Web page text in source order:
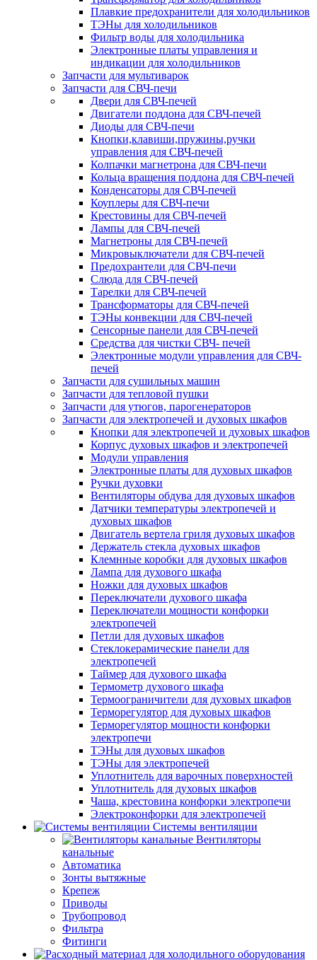
Плавкие предохранители для холодильников
ТЭНы для холодильников
Фильтр воды для холодильника
Электронные платы управления и
индикации для холодильников
Запчасти для мультиварок
Запчасти для СВЧ-печи
Двери для СВЧ-печей
Двигатели поддона для СВЧ-печей
Диоды для СВЧ-печи
Кнопки,клавиши,пружины,ручки
управления для СВЧ-печей
Колпачки магнетрона для СВЧ-печи
Кольца вращения поддона для СВЧ-печей
Конденсаторы для СВЧ-печей
Коуплеры для СВЧ-печи
Крестовины для СВЧ-печей
Лампы для СВЧ-печей
Магнетроны для СВЧ-печей
Микровыключатели для СВЧ-печей
Предохрантели для СВЧ-печи
Слюда для СВЧ-печей
Тарелки для СВЧ-печей
Трансформаторы для СВЧ-печей
ТЭНы конвекции для СВЧ-печей
Сенсорные панели для СВЧ-печей
Средства для чистки СВЧ- печей
Электронные модули управления для СВЧ-
печей
Запчасти для сушильных машин
Запчасти для тепловой пушки
Запчасти для утюгов, парогенераторов
Запчасти для электропечей и духовых шкафов
Кнопки для электропечей и духовых шкафов
Корпус духовых шкафов и электропечей
Модули управления
Электронные платы для духовых шкафов
Ручки духовки
Вентиляторы обдува для духовых шкафов
Датчики температуры электропечей и
духовых шкафов
Двигатель вертела гриля духовых шкафов
Держатель стекла духовых шкафов
Клемнные коробки для духовых шкафов
Лампа для духового шкафа
Ножки для духовых шкафов
Переключатели духового шкафа
Переключатели мощности конфорки
электропечей
Петли для духовых шкафов
Стеклокерамические панели для
электропечей
Таймер для духового шкафа
Термометр духового шкафа
Термоограничители для духовых шкафов
Терморегулятор для духовых шкафов
Терморегулятор мощности конфорки
электропечи
ТЭНы для духовых шкафов
ТЭНы для электропечей
Уплотнитель для варочных поверхностей
Уплотнитель для духовых шкафов
Чаша, крестовина конфорки электропечи
Электроконфорки для электропечей
Системы вентиляции
Вентиляторы
канальные
Автоматика
Зонты вытяжные
Крепеж
Приводы
Трубопровод
Фильтра
Фитинги